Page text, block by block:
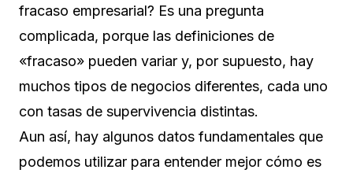
fracaso empresarial? Es una pregunta
complicada, porque las definiciones de
«fracaso» pueden variar y, por supuesto, hay
muchos tipos de negocios diferentes, cada uno
con tasas de supervivencia distintas.
Aun así, hay algunos datos fundamentales que
podemos utilizar para entender mejor cómo es